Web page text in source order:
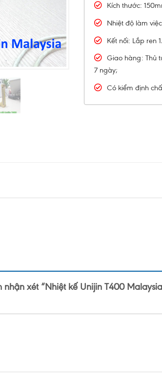
Kích thước:
Nhiệt độ làm
Kết nối: Lắp ren
Giao hàng: Thủ
7 ngày;
Có kiểm định
xét “Nhiệt kế Unijin T400